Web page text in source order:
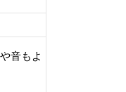
音もよ